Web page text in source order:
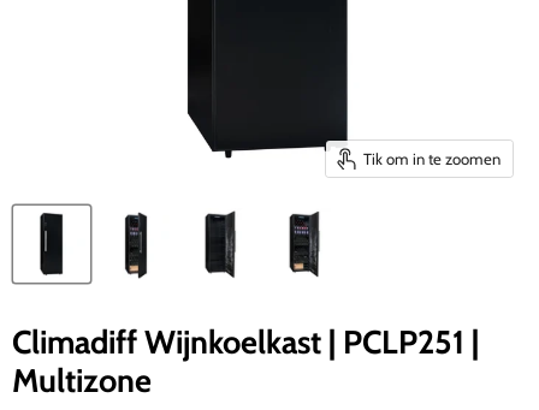
Tik om in te zoomen
Climadiff Wijnkoelkast | PCLP251 |
Multizone